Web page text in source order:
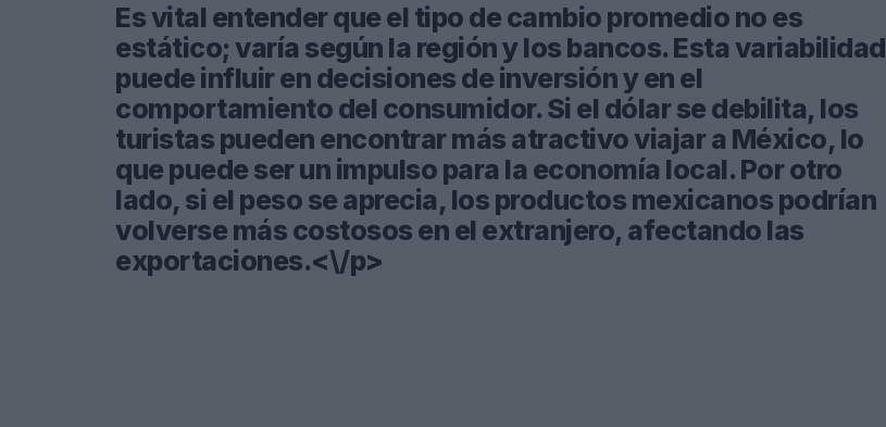
Es vital entender que el tipo de cambio promedio no es
estático; varía según la región y los bancos. Esta variabilidad
puede influir en decisiones de inversión y en el
comportamiento del consumidor. Si el dólar se debilita, los
turistas pueden encontrar más atractivo viajar a México, lo
que puede ser un impulso para la economía local. Por otro
lado, si el peso se aprecia, los productos mexicanos podrían
volverse más costosos en el extranjero, afectando las
exportaciones.<\/p>